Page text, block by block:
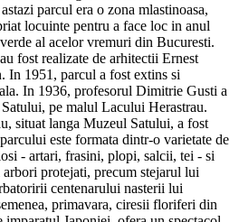
parcul era o zona mlastinoasa,
locuinte pentru a face loc in anul
al acelor vremuri din Bucuresti.
fost realizate de arhitectii Ernest
In 1951, parcul a fost extins si
In 1936, profesorul Dimitrie Gusti a
pe malul Lacului Herastrau.
situat langa Muzeul Satului, a fost
este formata dintr-o varietate de
- artari, frasini, plopi, salcii, tei - si
arbori protejati, precum stejarul lui
centenarului nasterii lui
primavara, ciresii floriferi din